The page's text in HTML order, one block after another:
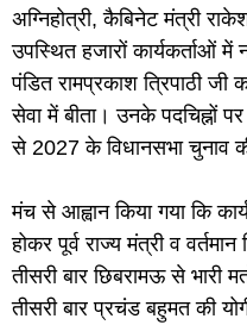
अग्निहोत्री, कैबिनेट मंत्री
उपस्थित हजारों कार्यकर्ताओं
पंडित रामप्रकाश त्रिपाठी जी
सेवा में बीता। उनके पदचिह्नों
से 2027 के विधानसभा चुनाव
मंच से आह्वान किया गया कि
होकर पूर्व राज्य मंत्री व
तीसरी बार छिबरामऊ से भारी
तीसरी बार प्रचंड बहुमत की